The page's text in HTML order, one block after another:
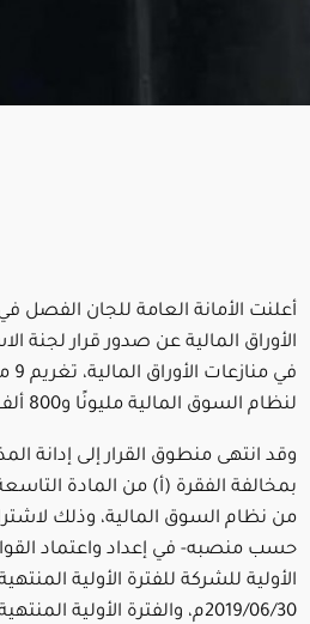
أعلنت الأمانة العامة للجان الفصل
الأوراق المالية عن صدور قرار لجنة
في
لنظام السوق المالية مليونًا و800 ألف ريال.
وقد انتهى منطوق القرار إلى إدانة
بمخالفة الفقرة (أ) من المادة
من نظام السوق المالية، وذلك
حسب منصبه- في إعداد واعتماد
الأولية للشركة للفترة الأولية
2019/06/30م، والفترة الأولية